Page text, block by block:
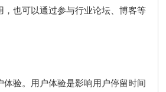
，也可以通过参与行业论坛、博客等
体验。用户体验是影响用户停留时间